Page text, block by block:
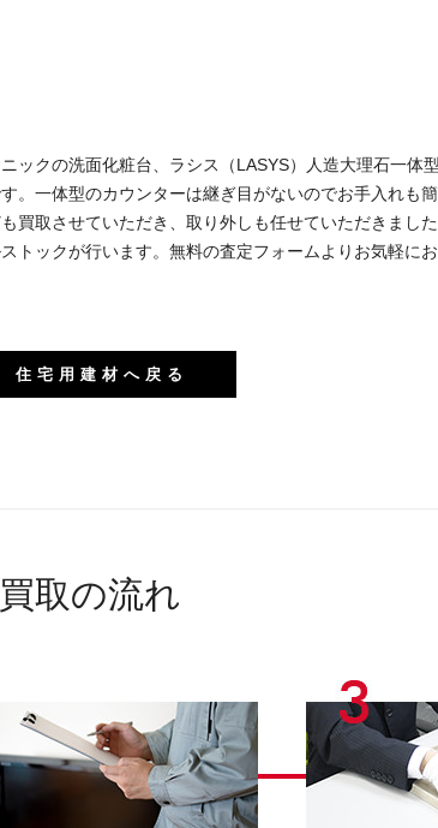
ックの洗面化粧台、ラシス（LASYS）人造大理石一体
。一体型のカウンターは継ぎ目がないのでお手入れも
買取させていただき、取り外しも任せていただきまし
トックが行います。無料の査定フォームよりお気軽にお
住宅用建材へ戻る
買取の流れ